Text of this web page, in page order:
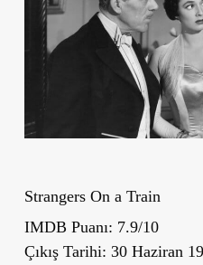
Strangers On a Train
IMDB Puanı: 7.9/10
Çıkış Tarihi: 30 Haziran